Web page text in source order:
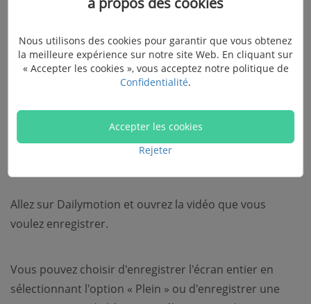
mode qui est le mode « Enregistreur Vidéo ».
Étape 2 : Configurer les paramètres
Allez sur Dailymotion et ouvrez la vidéo que vous
voulez enregistrer.
Vous pouvez choisir d'enregistrer l'écran entier en
sélectionnant l'option « Plein » ou d'enregistrer une
Nous utilisons des cookies pour garantir que vous obtenez
la meilleure expérience sur notre site Web. En cliquant sur
« Accepter les cookies », vous acceptez notre politique de
Confidentialité.
Accepter les cookies
Rejeter